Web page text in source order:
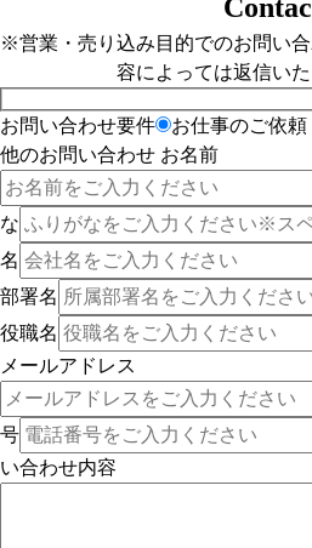
※営業・売り込み目的でのお問い
容によっては返信いた
お問い合わせ要件 お仕事のご依頼
他のお問い合わせ お名前
な
名
部署名
役職名
メールアドレス
号
い合わせ内容